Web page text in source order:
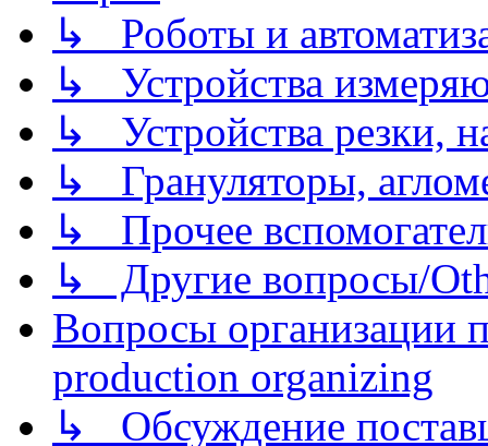
↳ Роботы и
↳ Устройства
↳ Устройства резки,
↳ Грануляторы,
↳ Прочее
↳ Другие вопросы/
Вопросы организации
production organizing
↳ Обсуждение